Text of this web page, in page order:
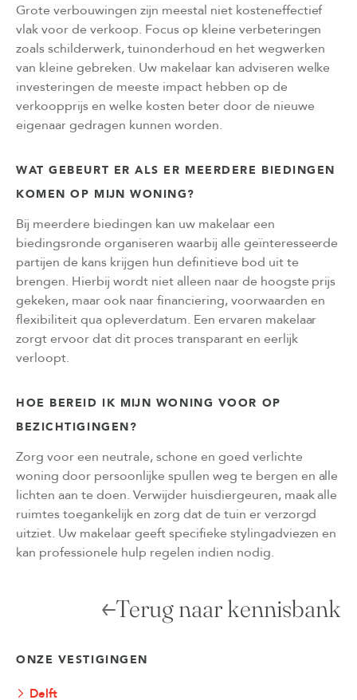
Grote verbouwingen zijn meestal niet kosteneffectief
vlak voor de verkoop. Focus op kleine verbeteringen
zoals schilderwerk, tuinonderhoud en het wegwerken
van kleine gebreken. Uw makelaar kan adviseren welke
investeringen de meeste impact hebben op de
verkoopprijs en welke kosten beter door de nieuwe
eigenaar gedragen kunnen worden.
WAT GEBEURT ER ALS ER MEERDERE BIEDINGEN
KOMEN OP MIJN WONING?
Bij meerdere biedingen kan uw makelaar een
biedingsronde organiseren waarbij alle geïnteresseerde
partijen de kans krijgen hun definitieve bod uit te
brengen. Hierbij wordt niet alleen naar de hoogste prijs
gekeken, maar ook naar financiering, voorwaarden en
flexibiliteit qua opleverdatum. Een ervaren makelaar
zorgt ervoor dat dit proces transparant en eerlijk
verloopt.
HOE BEREID IK MIJN WONING VOOR OP
BEZICHTIGINGEN?
Zorg voor een neutrale, schone en goed verlichte
woning door persoonlijke spullen weg te bergen en alle
lichten aan te doen. Verwijder huisdiergeuren, maak alle
ruimtes toegankelijk en zorg dat de tuin er verzorgd
uitziet. Uw makelaar geeft specifieke stylingadviezen en
kan professionele hulp regelen indien nodig.
Terug naar kennisbank
ONZE VESTIGINGEN
Delft